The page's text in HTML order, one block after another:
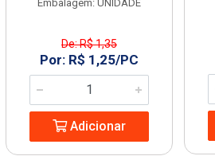
Embalagem: UNIDADE
De: R$ 1,35
Por: R$ 1,25/PC
Adicionar